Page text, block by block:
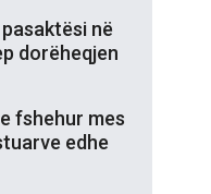
në
dorëheqjen
fshehur mes
edhe